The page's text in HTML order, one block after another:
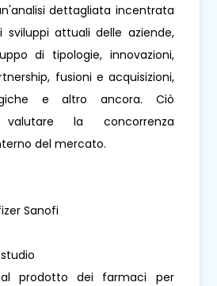
dettagliata incentrata
sviluppi attuali delle aziende,
di tipologie, innovazioni,
fusioni e acquisizioni,
e altro ancora. Ciò
la concorrenza
del mercato.
Sanofi
al prodotto dei farmaci per